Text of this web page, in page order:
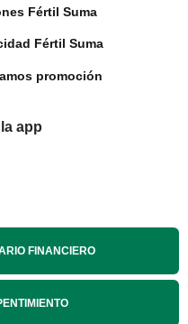
Fértil Suma
Fértil Suma
promoción
app
FINANCIERO